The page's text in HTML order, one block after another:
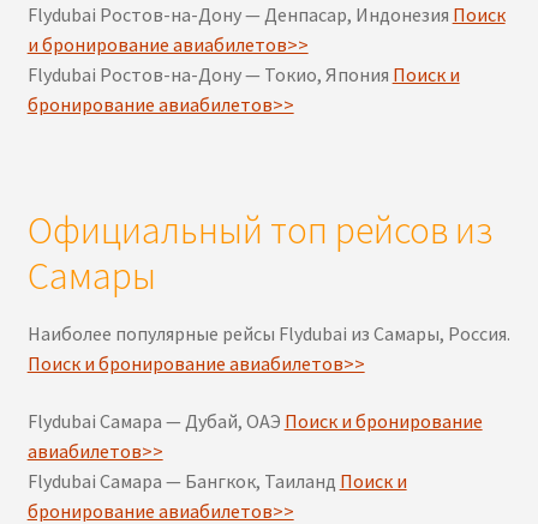
Flydubai Ростов-на-Дону — Денпасар, Индонезия Поиск
и бронирование авиабилетов>>
Flydubai Ростов-на-Дону — Токио, Япония Поиск и
бронирование авиабилетов>>
Официальный топ рейсов из
Самары
Наиболее популярные рейсы Flydubai из Самары, Россия.
Поиск и бронирование авиабилетов>>
Flydubai Самара — Дубай, ОАЭ Поиск и бронирование
авиабилетов>>
Flydubai Самара — Бангкок, Таиланд Поиск и
бронирование авиабилетов>>